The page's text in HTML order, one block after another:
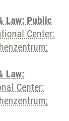
Law: Public
Center:
Law:
Center: